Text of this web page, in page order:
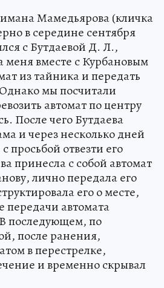
Мамедьярова (кличка
в середине сентября
с Бутдаевой Д. Л.,
меня вместе с Курбановым
из тайника и передать
мы посчитали
автомат по центру
После чего Бутдаева
и через несколько дней
просьбой отвезти его
принесла с собой автомат
лично передала его
его о месте,
передачи автомата
последующем, по
после ранения,
в перестрелке,
и временно скрывал